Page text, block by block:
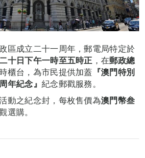
區成立二十一周年，郵電局特定於
十日下午一時至五時正 ，在郵政總
櫃台，為市民提供加蓋 『澳門特別
周年紀念』 紀念郵戳服務。
動之紀念封，每枚售價為澳門幣叁
選購。